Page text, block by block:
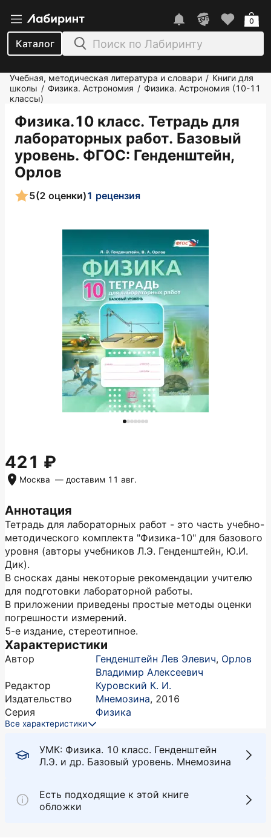
Каталог
0
Учебная, методическая литература и словари / Книги для
школы / Физика. Астрономия / Физика. Астрономия (10-11
классы)
Физика.10 класс. Тетрадь для
лабораторных работ. Базовый
уровень. ФГОС: Генденштейн,
Орлов
5(2 оценки)1 рецензия
УМК: Физика. 10 класс. Генденштейн
Л.Э. и др. Базовый уровень. Мнемозина
Есть подходящие к этой книге
обложки
Аннотация
Тетрадь для лабораторных работ - это часть учебно-
методического комплекта "Физика-10" для базового
уровня (авторы учебников Л.Э. Генденштейн, Ю.И.
Дик).
В сносках даны некоторые рекомендации учителю
для подготовки лабораторной работы.
В приложении приведены простые методы оценки
погрешности измерений.
5-е издание, стереотипное.
Характеристики
Автор Генденштейн Лев Элевич, Орлов
Владимир Алексеевич
Редактор
Куровский К. И.
Издательство
Мнемозина, 2016
Серия
Физика
Все характеристики
421
Москва — доставим 11 авг.